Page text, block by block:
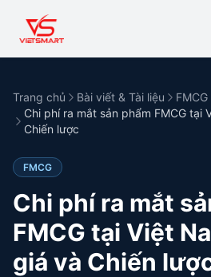
Trang chủ Bài viết & Tài liệu
FMCG
Chi phí ra mắt sản phẩm FMCG tại
Chiến lược
FMCG
Chi phí ra mắt
FMCG tại Việt
giá và Chiến